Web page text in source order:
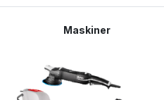
Maskiner